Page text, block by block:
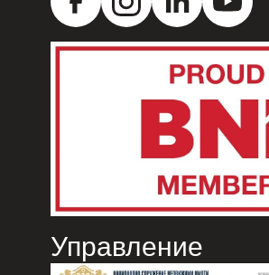
Управление